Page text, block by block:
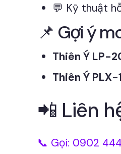
💬 Kỹ thuật
📌 Gợi ý
Thiên Ý LP-
Thiên Ý
📲 Liên
📞 Gọi: 0902 444